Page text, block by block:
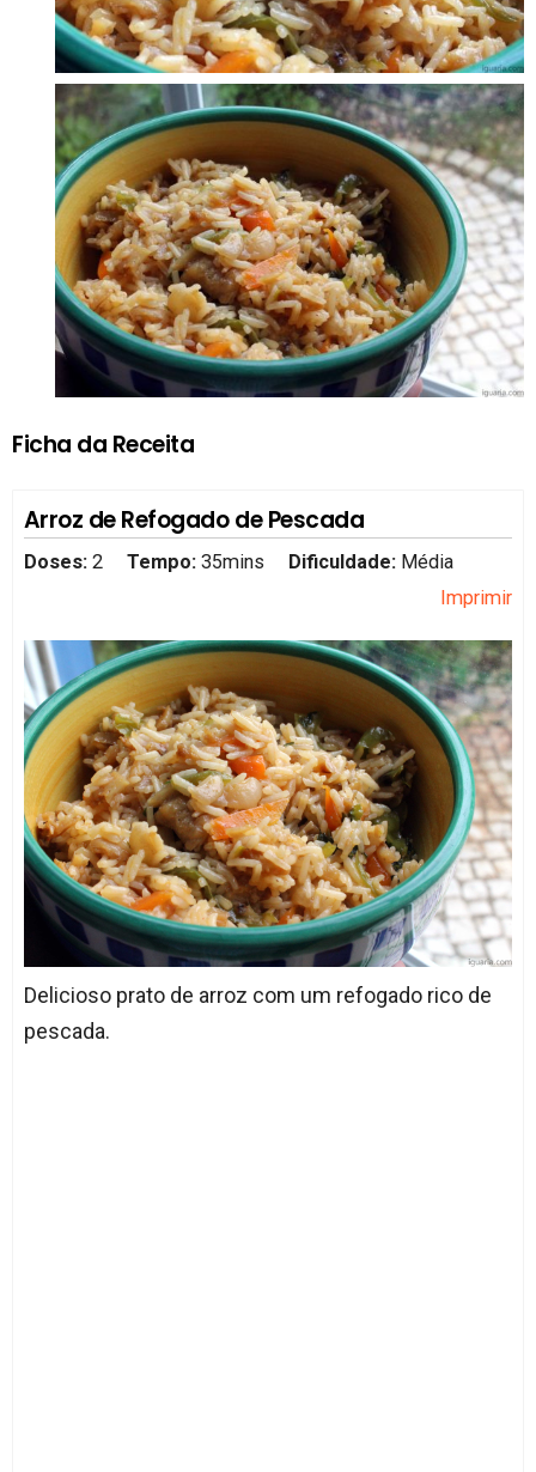
Ficha da Receita
Arroz de Refogado de Pescada
Doses: 2 Tempo: 35mins Dificuldade: Média
Imprimir
Delicioso prato de arroz com um refogado rico de
pescada.